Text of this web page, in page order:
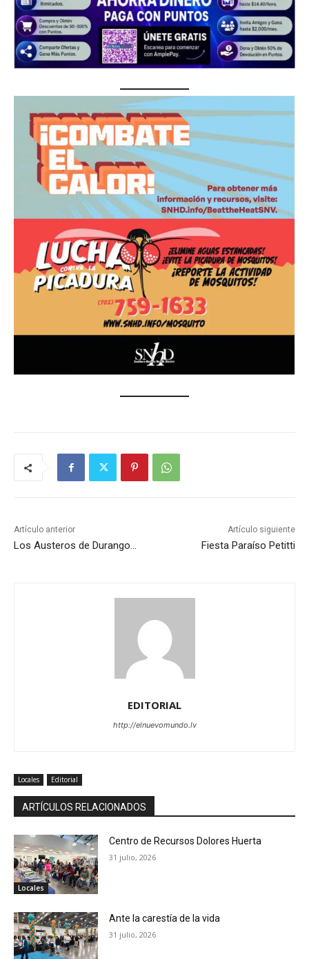
Artículo anterior
Los Austeros de Durango…
Artículo siguiente
Fiesta Paraíso Petitti
EDITORIAL
http://elnuevomundo.lv
Locales Editorial
ARTÍCULOS RELACIONADOS
Locales
Centro de Recursos Dolores Huerta
31 julio, 2026
Ante la carestía de la vida
31 julio, 2026